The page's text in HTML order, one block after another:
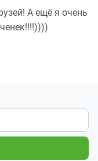
А ещё я очень